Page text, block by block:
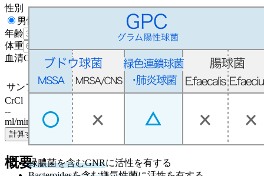
緑膿菌を含むGNRに活性を有する
性別
男性
年齢
歳
体重
血清Cr
mg/dL
出典と注意点
サンフォード感染症治療ガイド2020
CrCl
--
ml/min
計算する
概要